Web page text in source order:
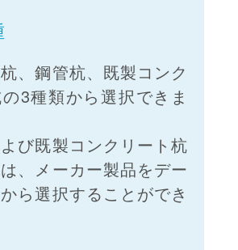
、鋼管杭、既製コンク
3種類から選択できま
び既製コンクリート杭
、メーカー製品をデー
ら選択することができ